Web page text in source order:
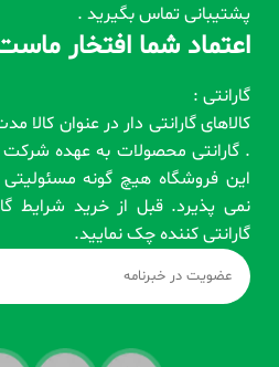
پشتیبانی تماس بگیرید .
اعتماد شما افتخار
گارانتی :
کالاهای گارانتی دار در عنوان کالا
. گارانتی محصولات به عهده شرکت
این فروشگاه هیچ گونه مسئولیتی
نمی پذیرد. قبل از خرید شرایط
گارانتی کننده چک نمایید.